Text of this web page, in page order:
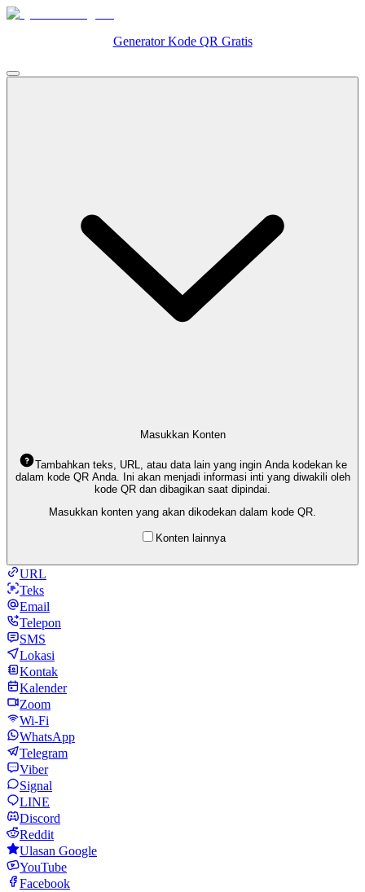
Generator Kode QR Gratis
Masukkan Konten
Tambahkan teks, URL, atau data lain yang ingin Anda kodekan ke
dalam kode QR Anda. Ini akan menjadi informasi inti yang diwakili oleh
kode QR dan dibagikan saat dipindai.
Masukkan konten yang akan dikodekan dalam kode QR.
Konten lainnya
URL
Teks
Email
Telepon
SMS
Lokasi
Kontak
Kalender
Zoom
Wi-Fi
WhatsApp
Telegram
Viber
Signal
LINE
Discord
Reddit
Ulasan Google
YouTube
Facebook